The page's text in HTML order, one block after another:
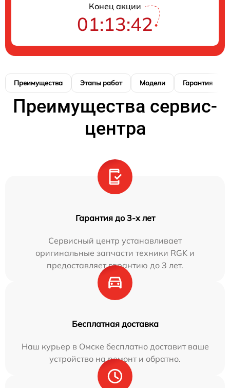
Конец акции
01:13:41
Преимущества Этапы работ Модели Гарантия
Преимущества сервис-
центра
Гарантия до 3-х лет
Сервисный центр устанавливает
оригинальные запчасти техники RGK и
предоставляет гарантию до 3 лет.
Бесплатная доставка
Наш курьер в Омске бесплатно доставит ваше
устройство на ремонт и обратно.